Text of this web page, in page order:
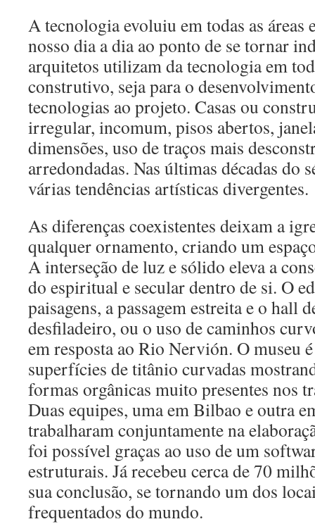
A tecnologia evoluiu em todas as áreas
nosso dia a dia ao ponto de se tornar
arquitetos utilizam da tecnologia em
construtivo, seja para o
tecnologias ao projeto. Casas ou
irregular, incomum, pisos abertos,
dimensões, uso de traços mais
arredondadas. Nas últimas décadas do
várias tendências artísticas divergentes.
As diferenças coexistentes deixam a
qualquer ornamento, criando um
A interseção de luz e sólido eleva a
do espiritual e secular dentro de si. O
paisagens, a passagem estreita e o hall
desfiladeiro, ou o uso de caminhos
em resposta ao Rio Nervión. O museu
superfícies de titânio curvadas
formas orgânicas muito presentes nos
Duas equipes, uma em Bilbao e outra
trabalharam conjuntamente na
foi possível graças ao uso de um
estruturais. Já recebeu cerca de 70
sua conclusão, se tornando um dos
frequentados do mundo.